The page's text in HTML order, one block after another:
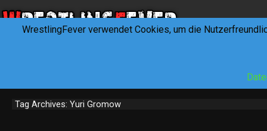
Tag Archives: Yuri Gromow
WrestlingFever verwendet Cookies, um die